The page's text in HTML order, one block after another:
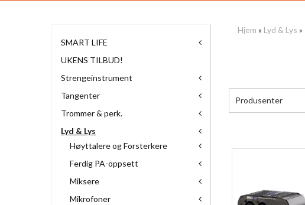
SMART LIFE
UKENS TILBUD!
Strengeinstrument
Tangenter
Trommer & perk.
Lyd & Lys
Høyttalere og Forsterkere
Ferdig PA-oppsett
Miksere
Mikrofoner
Hjem » Lyd & Lys »
Produsenter